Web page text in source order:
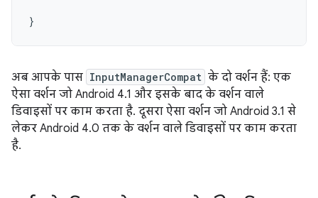
}
अब आपके पास InputManagerCompat के दो वर्शन हैं: एक
ऐसा वर्शन जो Android 4.1 और इसके बाद के वर्शन वाले
डिवाइसों पर काम करता है. दूसरा ऐसा वर्शन जो Android 3.1 से
लेकर Android 4.0 तक के वर्शन वाले डिवाइसों पर काम करता
है.